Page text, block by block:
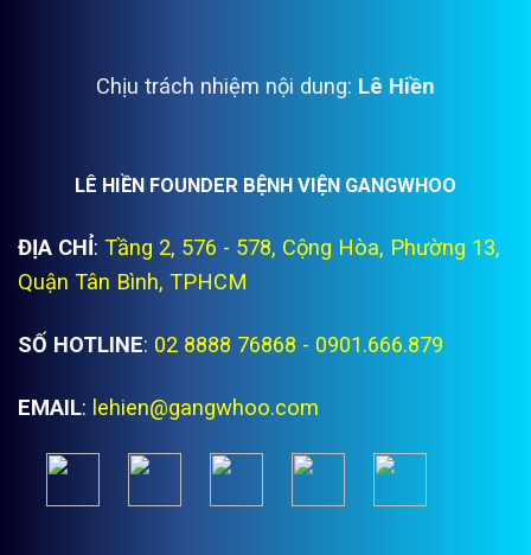
Chịu trách nhiệm nội dung: Lê Hiền
LÊ HIỀN FOUNDER BỆNH VIỆN GANGWHOO
ĐỊA CHỈ: Tầng 2, 576 - 578, Cộng Hòa, Phường 13,
Quận Tân Bình, TPHCM
SỐ HOTLINE: 02 8888 76868 - 0901.666.879
EMAIL: lehien@gangwhoo.com